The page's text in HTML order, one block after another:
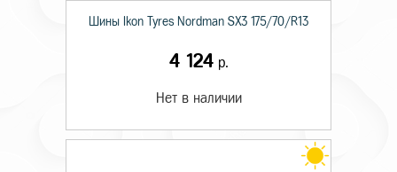
Шины Ikon Tyres Nordman SX3 175/70/R13
4 124р.
Нет в наличии